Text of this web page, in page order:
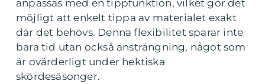
anpassas med en tippfunktion, vilket gör det
möjligt att enkelt tippa av materialet exakt
där det behövs. Denna flexibilitet sparar inte
bara tid utan också ansträngning, något som
är ovärderligt under hektiska
skördesäsonger.